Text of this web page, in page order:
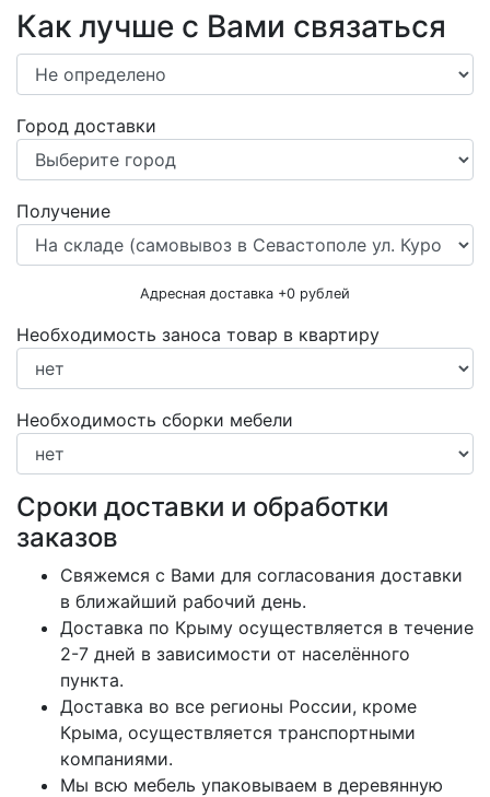
Как лучше с Вами связаться
Город доставки
Получение
Адресная доставка +0 рублей
Необходимость заноса товар в квартиру
Необходимость сборки мебели
Сроки доставки и обработки
заказов
Свяжемся с Вами для согласования доставки
в ближайший рабочий день.
Доставка по Крыму осуществляется в течение
2-7 дней в зависимости от населённого
пункта.
Доставка во все регионы России, кроме
Крыма, осуществляется транспортными
компаниями.
Мы всю мебель упаковываем в деревянную